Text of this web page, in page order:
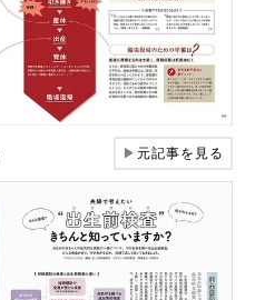
▶元記事を見る